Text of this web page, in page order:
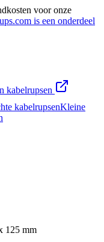
voor onze
is een onderdeel
kabelrupsen
kabelrupsenKleine
125 mm